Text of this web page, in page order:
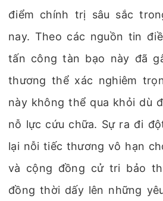
điểm chính trị sâu sắc
nay. Theo các nguồn tin
tấn công tàn bạo này đã
thương thể xác nghiêm
này không thể qua khỏi dù
nỗ lực cứu chữa. Sự ra đi
lại nỗi tiếc thương vô hạn
và cộng đồng cử tri bảo
đồng thời dấy lên những